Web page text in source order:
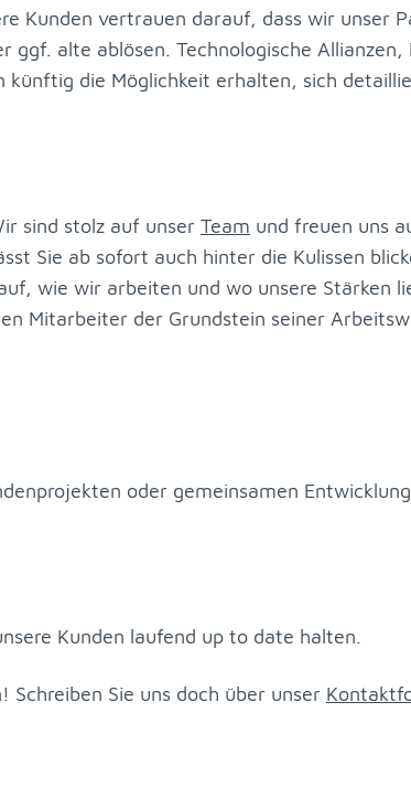
Kun­den ver­trau­en dar­auf, dass wir un­ser
alte ab­lö­sen. Tech­no­lo­gi­sche Al­li­an­zen,
künf­tig die Mög­lich­keit er­hal­ten, sich
sind stolz auf un­ser Team und freu­en uns
Sie ab so­fort auch hin­ter die Ku­lis­sen
wie wir ar­bei­ten und wo un­se­re Stär­ken
Mit­ar­bei­ter der Grund­stein sei­ner
oder ge­mein­sa­men
Kun­den lau­fend up to date hal­ten.
Sie uns doch über un­ser